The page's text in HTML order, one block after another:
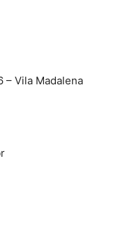
– Vila Madalena